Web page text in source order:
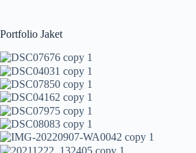
Portfolio Jaket